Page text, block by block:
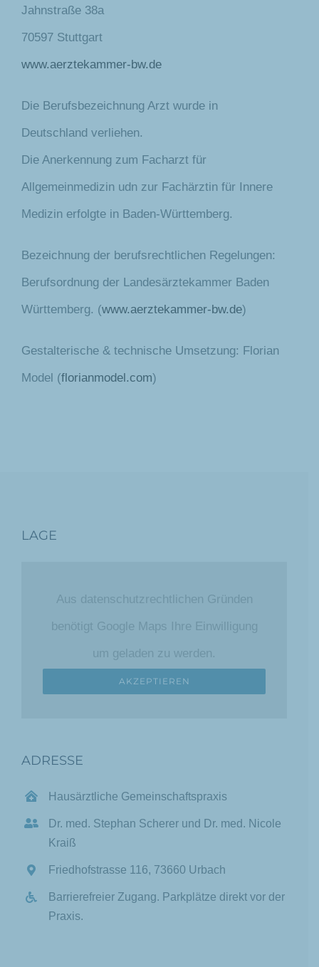
Jahnstraße 38a
70597 Stuttgart
www.aerztekammer-bw.de
Die Berufsbezeichnung Arzt wurde in
Deutschland verliehen.
Die Anerkennung zum Facharzt für
Allgemeinmedizin udn zur Fachärztin für Innere
Medizin erfolgte in Baden-Württemberg.
Bezeichnung der berufsrechtlichen Regelungen:
Berufsordnung der Landesärztekammer Baden
Württemberg. (www.aerztekammer-bw.de)
Gestalterische & technische Umsetzung: Florian
Model (florianmodel.com)
LAGE
Aus datenschutzrechtlichen Gründen
benötigt Google Maps Ihre Einwilligung
um geladen zu werden.
AKZEPTIEREN
ADRESSE
Hausärztliche Gemeinschaftspraxis
Dr. med. Stephan Scherer und Dr. med. Nicole
Kraiß
Friedhofstrasse 116, 73660 Urbach
Barrierefreier Zugang. Parkplätze direkt vor der
Praxis.